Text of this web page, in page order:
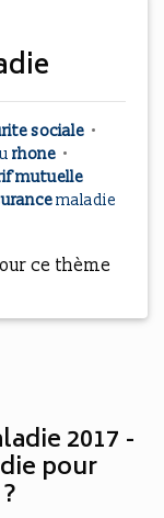
sociale •
rhone •
mutuelle
maladie
ce thème
2017 -
pour